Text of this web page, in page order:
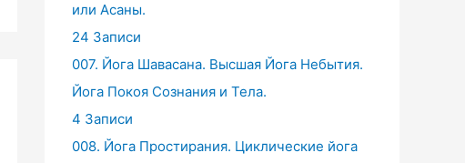
или Асаны.
24 Записи
007. Йога Шавасана. Высшая Йога Небытия.
Йога Покоя Сознания и Тела.
4 Записи
008. Йога Простирания. Циклические йога